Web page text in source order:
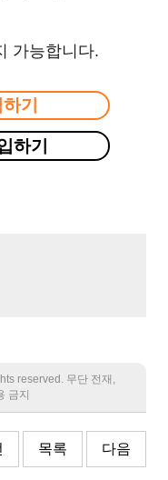
가능합니다.
기
하기
reserved. 무단 전재,
금지
목록 다음